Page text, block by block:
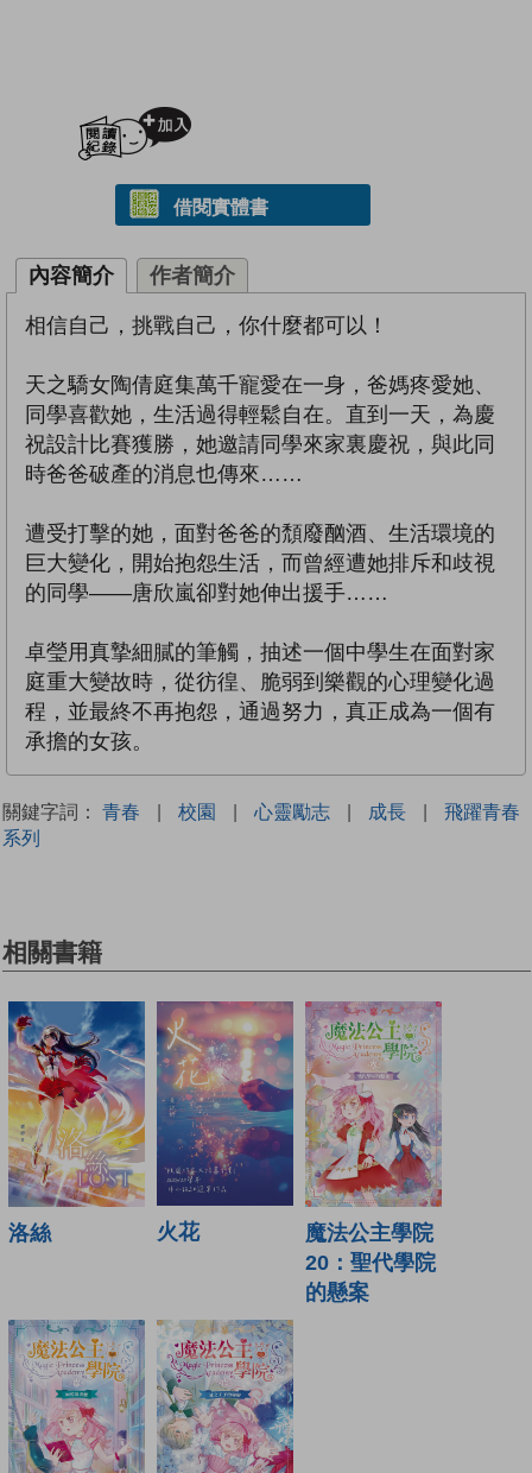
借閱實體書
內容簡介 作者簡介
相信自己，挑戰自己，你什麼都可以！
天之驕女陶倩庭集萬千寵愛在一身，爸媽疼愛她、
同學喜歡她，生活過得輕鬆自在。直到一天，為慶
祝設計比賽獲勝，她邀請同學來家裏慶祝，與此同
時爸爸破產的消息也傳來……
遭受打擊的她，面對爸爸的頹廢酗酒、生活環境的
巨大變化，開始抱怨生活，而曾經遭她排斥和歧視
的同學——唐欣嵐卻對她伸出援手……
卓瑩用真摯細膩的筆觸，抽述一個中學生在面對家
庭重大變故時，從彷徨、脆弱到樂觀的心理變化過
程，並最終不再抱怨，通過努力，真正成為一個有
承擔的女孩。
關鍵字詞： 青春 | 校園 | 心靈勵志 | 成長 |
飛躍青春
系列
相關書籍
洛絲 火花
魔法公主學院
20：聖代學院
的懸案